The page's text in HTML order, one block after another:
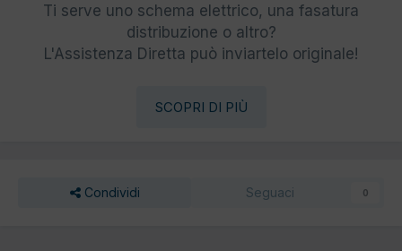
Ti serve uno schema elettrico, una fasatura
distribuzione o altro?
L'Assistenza Diretta può inviartelo originale!
SCOPRI DI PIÙ
Condividi Seguaci 0